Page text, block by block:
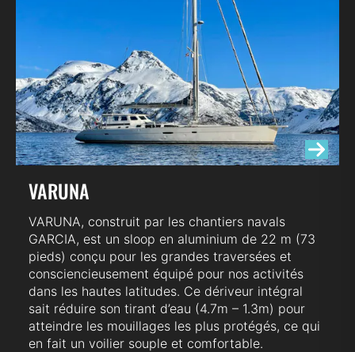
VARUNA
VARUNA, construit par les chantiers navals
GARCIA, est un sloop en aluminium de 22 m (73
pieds) conçu pour les grandes traversées et
consciencieusement équipé pour nos activités
dans les hautes latitudes. Ce dériveur intégral
sait réduire son tirant d’eau (4.7m – 1.3m) pour
atteindre les mouillages les plus protégés, ce qui
en fait un voilier souple et comfortable.